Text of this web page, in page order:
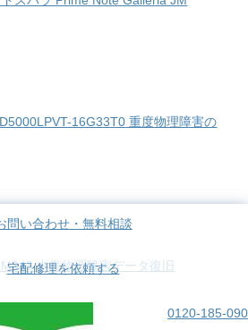
16G33T0 重度物理障害の
中度物理障害データ復旧
問い合わせ・無料相談
宅配修理を依頼する
0120-185-090